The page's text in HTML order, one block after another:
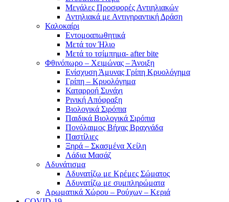
Μεγάλες Προσφορές Αντιηλιακών
Αντηλιακά με Αντιγηραντική Δράση
Καλοκαίρι
Εντομοαπωθητικά
Μετά τον Ήλιο
Μετά το τσίμπημα- after bite
Φθινόπωρο – Χειμώνας – Άνοιξη
Ενίσχυση Άμυνας Γρίπη Κρυολόγημα
Γρίπη – Κρυολόγημα
Καταρροή Συνάχι
Ρινική Απόφραξη
Βιολογικά Σιρόπια
Παιδικά Βιολογικά Σιρόπια
Πονόλαιμος Βήχας Βραχνάδα
Παστίλιες
Ξηρά – Σκασμένα Χείλη
Λάδια Μασάζ
Αδυνάτισμα
Αδυνατίζω με Κρέμες Σώματος
Αδυνατίζω με συμπληρώματα
Αρωματικά Χώρου – Ρούχων – Κεριά